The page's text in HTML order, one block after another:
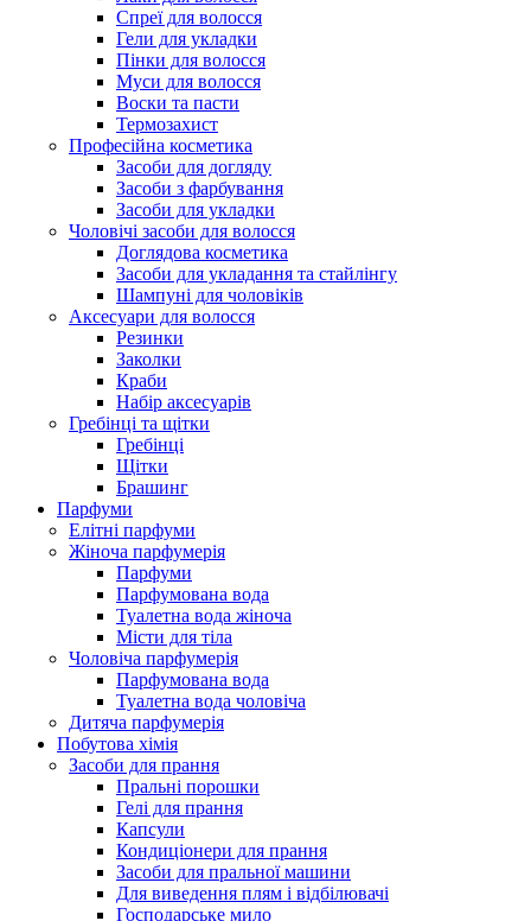
Спреї для волосся
Гели для укладки
Пінки для волосся
Муси для волосся
Воски та пасти
Термозахист
Професійна косметика
Засоби для догляду
Засоби з фарбування
Засоби для укладки
Чоловічі засоби для волосся
Доглядова косметика
Засоби для укладання та стайлінгу
Шампуні для чоловіків
Аксесуари для волосся
Резинки
Заколки
Краби
Набір аксесуарів
Гребінці та щітки
Гребінці
Щітки
Брашинг
Парфуми
Елітні парфуми
Жіноча парфумерія
Парфуми
Парфумована вода
Туалетна вода жіноча
Місти для тіла
Чоловіча парфумерія
Парфумована вода
Туалетна вода чоловіча
Дитяча парфумерія
Побутова хімія
Засоби для прання
Пральні порошки
Гелі для прання
Капсули
Кондиціонери для прання
Засоби для пральної машини
Для виведення плям і відбілювачі
Господарське мило